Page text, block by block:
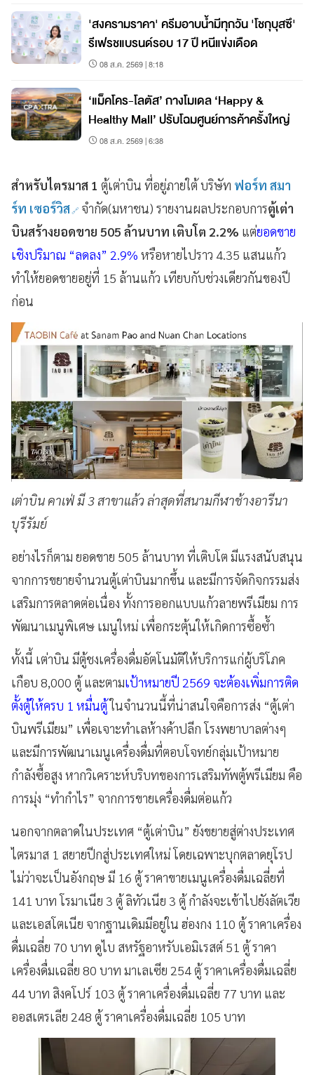
'สงครามราคา' ครีมอาบน้ำมีทุกวัน 'โชกุบุสซึ'
รีเฟรชแบรนด์รอบ 17 ปี หนีแข่งเดือด
08 ส.ค. 2569 | 8:18
‘แม็คโคร-โลตัส’ กางโมเดล ‘Happy &
Healthy Mall’ ปรับโฉมศูนย์การค้าครั้งใหญ่
08 ส.ค. 2569 | 6:38
สำหรับไตรมาส 1 ตู้เต่าบิน ที่อยู่ภายใต้ บริษัท ฟอร์ท สมา
ร์ท เซอร์วิส จำกัด(มหาชน) รายงานผลประกอบการตู้เต่า
บินสร้างยอดขาย 505 ล้านบาท เติบโต 2.2% แต่ยอดขาย
เชิงปริมาณ “ลดลง” 2.9% หรือหายไปราว 4.35 แสนแก้ว
ทำให้ยอดขายอยู่ที่ 15 ล้านแก้ว เทียบกับช่วงเดียวกันของปี
ก่อน
เต่าบิน คาเฟ่ มี 3 สาขาแล้ว ล่าสุดที่สนามกีฬาช้างอารีนา
บุรีรัมย์
อย่างไรก็ตาม ยอดขาย 505 ล้านบาท ที่เติบโต มีแรงสนับสนุน
จากการขยายจำนวนตู้เต่าบินมากขึ้น และมีการจัดกิจกรรมส่ง
เสริมการตลาดต่อเนื่อง ทั้งการออกแบบแก้วลายพรีเมียม การ
พัฒนาเมนูพิเศษ เมนูใหม่ เพื่อกระตุ้นให้เกิดการซื้อซ้ำ
ทั้งนี้ เต่าบิน มีตู้ชงเครื่องดื่มอัตโนมัติให้บริการแก่ผู้บริโภค
เกือบ 8,000 ตู้ และตามเป้าหมายปี 2569 จะต้องเพิ่มการติด
ตั้งตู้ให้ครบ 1 หมื่นตู้ในจำนวนนี้ที่น่าสนใจคือการส่ง “ตู้เต่า
บินพรีเมียม” เพื่อเจาะทำเลห้างค้าปลีก โรงพยาบาลต่างๆ
และมีการพัฒนาเมนูเครื่องดื่มที่ตอบโจทย์กลุ่มเป้าหมาย
กำลังซื้อสูง หากวิเคราะห์บริบทของการเสริมทัพตู้พรีเมียม คือ
การมุ่ง “ทำกำไร” จากการขายเครื่องดื่มต่อแก้ว
นอกจากตลาดในประเทศ “ตู้เต่าบิน” ยังขยายสู่ต่างประเทศ
ไตรมาส 1 สยายปีกสู่ประเทศใหม่ โดยเฉพาะบุกตลาดยุโรป
ไม่ว่าจะเป็นอังกฤษ มี 16 ตู้ ราคาขายเมนูเครื่องดื่มเฉลี่ยที่
141 บาท โรมาเนีย 3 ตู้ ลิทัวเนีย 3 ตู้ กำลังจะเข้าไปยังลัตเวีย
และเอสโตเนีย จากฐานเดิมมีอยู่ใน ฮ่องกง 110 ตู้ ราคาเครื่อง
ดื่มเฉลี่ย 70 บาท ดูไบ สหรัฐอาหรับเอมิเรสต์ 51 ตู้ ราคา
เครื่องดื่มเฉลี่ย 80 บาท มาเลเซีย 254 ตู้ ราคาเครื่องดื่มเฉลี่ย
44 บาท สิงคโปร์ 103 ตู้ ราคาเครื่องดื่มเฉลี่ย 77 บาท และ
ออสเตรเลีย 248 ตู้ ราคาเครื่องดื่มเฉลี่ย 105 บาท